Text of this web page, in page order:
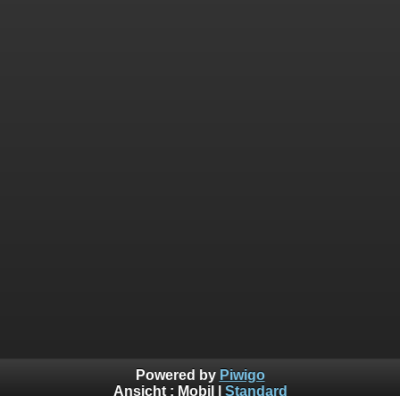
Powered by Piwigo
Ansicht : Mobil Standard